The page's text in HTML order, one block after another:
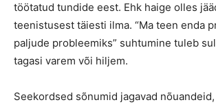
töötatud tundide eest. Ehk haige olles
teenistusest täiesti ilma. “Ma teen enda
paljude probleemiks” suhtumine tuleb
tagasi varem või hiljem.
Seekordsed sõnumid jagavad